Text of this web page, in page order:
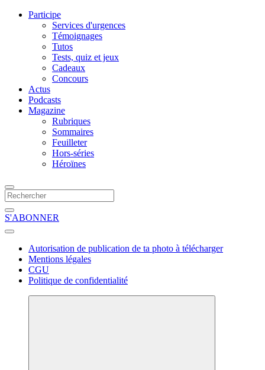
Participe
Services d'urgences
Témoignages
Tutos
Tests, quiz et jeux
Cadeaux
Concours
Actus
Podcasts
Magazine
Rubriques
Sommaires
Feuilleter
Hors-séries
Héroïnes
S'ABONNER
Autorisation de publication de ta photo à télécharger
Mentions légales
CGU
Politique de confidentialité